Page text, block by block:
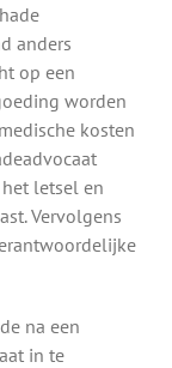
anders
op een
worden
kosten
letsel en
Vervolgens
na een
in te